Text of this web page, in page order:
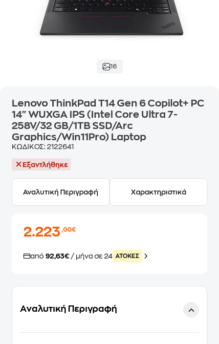
16
Lenovo ThinkPad T14 Gen 6 Copilot+ PC
14" WUXGA IPS (Intel Core Ultra 7-
258V/32 GB/1TB SSD/Arc
Graphics/Win11Pro) Laptop
ΚΩΔΙΚΟΣ: 2122641
Εξαντλήθηκε
Αναλυτική Περιγραφή Χαρακτηριστικά
2.223,00€
από 92,63€ / μήνα σε 24 ATOKEΣ
Αναλυτική Περιγραφή